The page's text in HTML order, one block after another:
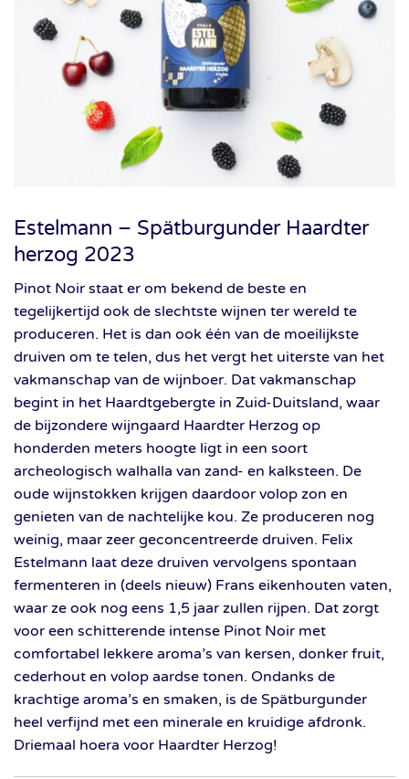
Estelmann – Spätburgunder Haardter
herzog 2023
Pinot Noir staat er om bekend de beste en
tegelijkertijd ook de slechtste wijnen ter wereld te
produceren. Het is dan ook één van de moeilijkste
druiven om te telen, dus het vergt het uiterste van het
vakmanschap van de wijnboer. Dat vakmanschap
begint in het Haardtgebergte in Zuid-Duitsland, waar
de bijzondere wijngaard Haardter Herzog op
honderden meters hoogte ligt in een soort
archeologisch walhalla van zand- en kalksteen. De
oude wijnstokken krijgen daardoor volop zon en
genieten van de nachtelijke kou. Ze produceren nog
weinig, maar zeer geconcentreerde druiven. Felix
Estelmann laat deze druiven vervolgens spontaan
fermenteren in (deels nieuw) Frans eikenhouten vaten,
waar ze ook nog eens 1,5 jaar zullen rijpen. Dat zorgt
voor een schitterende intense Pinot Noir met
comfortabel lekkere aroma’s van kersen, donker fruit,
cederhout en volop aardse tonen. Ondanks de
krachtige aroma’s en smaken, is de Spätburgunder
heel verfijnd met een minerale en kruidige afdronk.
Driemaal hoera voor Haardter Herzog!